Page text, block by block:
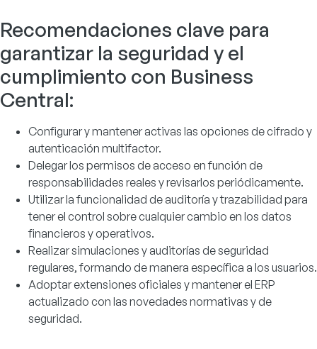
Recomendaciones clave para
garantizar la seguridad y el
cumplimiento con Business
Central:
Configurar y mantener activas las opciones de cifrado y
autenticación multifactor.
Delegar los permisos de acceso en función de
responsabilidades reales y revisarlos periódicamente.
Utilizar la funcionalidad de auditoría y trazabilidad para
tener el control sobre cualquier cambio en los datos
financieros y operativos.
Realizar simulaciones y auditorías de seguridad
regulares, formando de manera específica a los usuarios.
Adoptar extensiones oficiales y mantener el ERP
actualizado con las novedades normativas y de
seguridad.